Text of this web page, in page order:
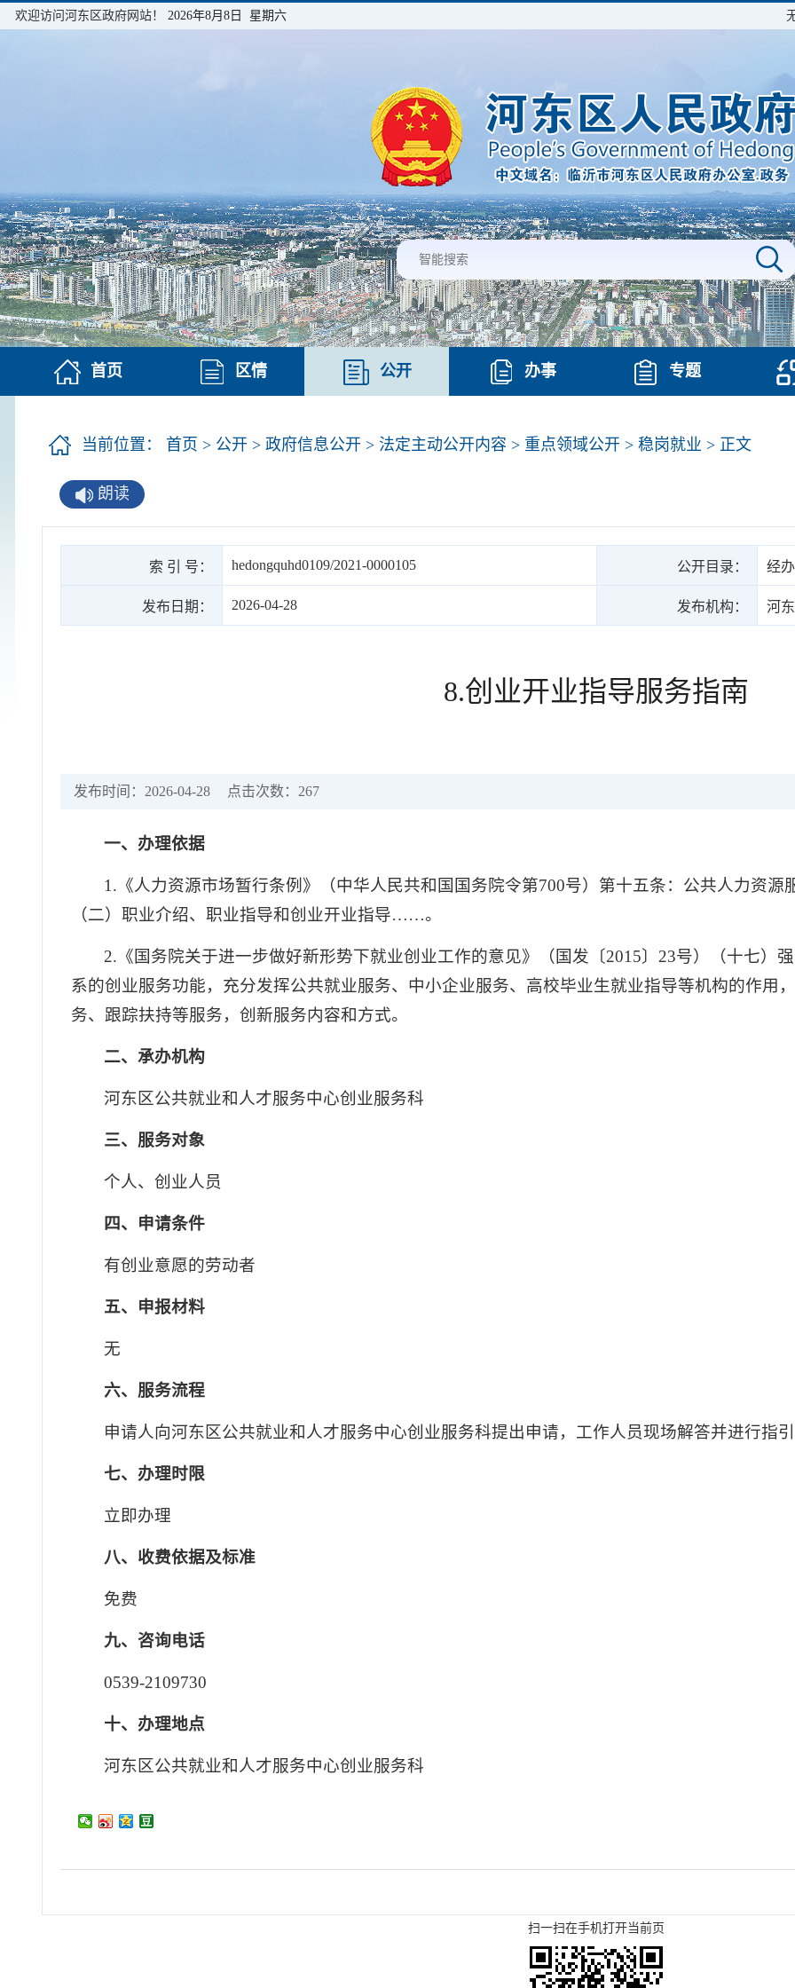
欢迎访问河东区政府网站！ 2026年8月8日 星期六
首页 区情 公开 办事 专题
当前位置： 首页 > 公开 > 政府信息公开 > 法定主动公开内容 > 重点领域公开 > 稳岗就业 > 正文
朗读
索 引 号： hedongquhd0109/2021-0000105 公开目录： 经
发布日期： 2026-04-28 发布机构： 河
8.创业开业指导服务指南
发布时间：2026-04-28 点击次数： 267
一、办理依据
1.《人力资源市场暂行条例》（中华人民共和国国务院令第700号）第十五条：公共人力资
（二）职业介绍、职业指导和创业开业指导……。
2.《国务院关于进一步做好新形势下就业创业工作的意见》（国发〔2015〕23号）（十七）
系的创业服务功能，充分发挥公共就业服务、中小企业服务、高校毕业生就业指导等机构的作用
务、跟踪扶持等服务，创新服务内容和方式。
二、承办机构
河东区公共就业和人才服务中心创业服务科
三、服务对象
个人、创业人员
四、申请条件
有创业意愿的劳动者
五、申报材料
无
六、服务流程
申请人向河东区公共就业和人才服务中心创业服务科提出申请，工作人员现场解答并进行指
七、办理时限
立即办理
八、收费依据及标准
免费
九、咨询电话
0539-2109730
十、办理地点
河东区公共就业和人才服务中心创业服务科
扫一扫在手机打开当前页